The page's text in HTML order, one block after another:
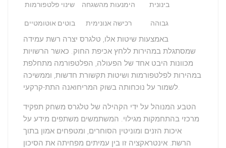
שינוי פלטפורמות הימנעות מהשגחה בינונית
בוטים אוטומטיים רכישה אנונימית גבוהה
באמצעות שיטות אלו, טלגרס יצרה רשת עמידה
שמסתגלת במהירות ללחץ אכיפת החוק. כאשר הרשויות
מכוונות היבט אחד של הפעולה, הפלטפורמה מתחלפת
במהירות לפלטפורמות ושיטות תקשורת חדשות, וממשיכה
לשמור על נוכחותה בשוק המריחואנה התת-קרקעי.
הטבע המנוהל על ידי הקהילה של טלגרס משחק תפקיד
מרכזי בהתחמקות מגילוי. המשתמשים משתפים מידע על
איכות הזנים ומוניטין הסוחרים, ומטפחים אמון בתוך
הרשת. אינטראקציה זו בין עמיתים מפחיתה את הסיכון